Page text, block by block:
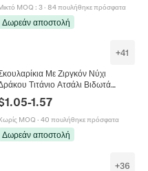
MOQ : 3· 84 πουλήθηκε πρόσφατα
Δωρεάν αποστολή
+41
Με Ζιργκόν Νύχι
Τιτάνιο Ατσάλι Βιδωτά
Labret Χόνδρος Piercing Κοσμήματα
Πολύχρωμα
1.05-1.57
MOQ · 40 πουλήθηκε πρόσφατα
Δωρεάν αποστολή
+36